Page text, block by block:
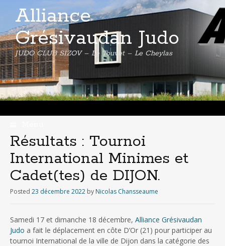
Alliance
Grésivaudan Judo
JUDO CLUB SIZOV – Le Touvet – Le Cheylas
Skip
to
content
Résultats : Tournoi
International Minimes et
Cadet(tes) de DIJON.
Posted 23 décembre 2022 by Nicolas Chansseaume
Samedi 17 et dimanche 18 décembre, Alliance Grésivaudan
Judo a fait le déplacement en côte D’Or (21) pour participer au
tournoi International de la ville de Dijon dans la catégorie des